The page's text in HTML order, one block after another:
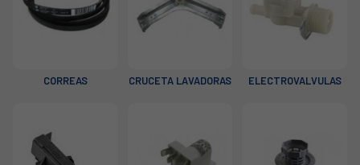
CORREAS CRUCETA LAVADORAS ELECTROVALVULAS